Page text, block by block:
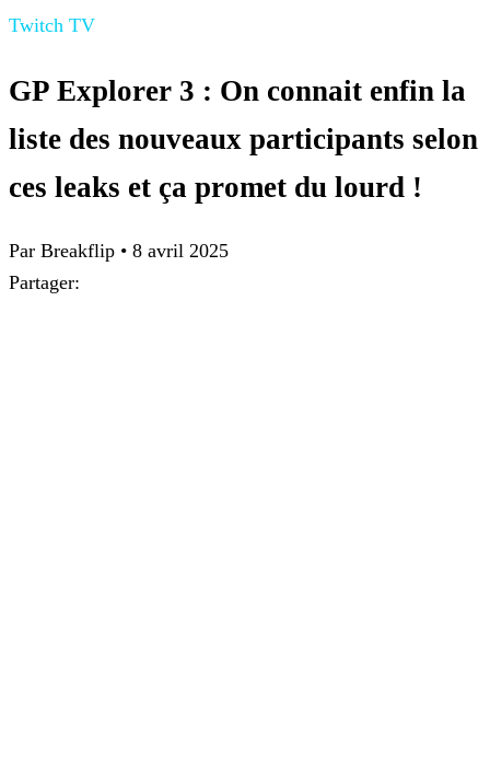
Twitch TV
GP Explorer 3 : On connait enfin la
liste des nouveaux participants selon
ces leaks et ça promet du lourd !
Par Breakflip • 8 avril 2025
Partager: